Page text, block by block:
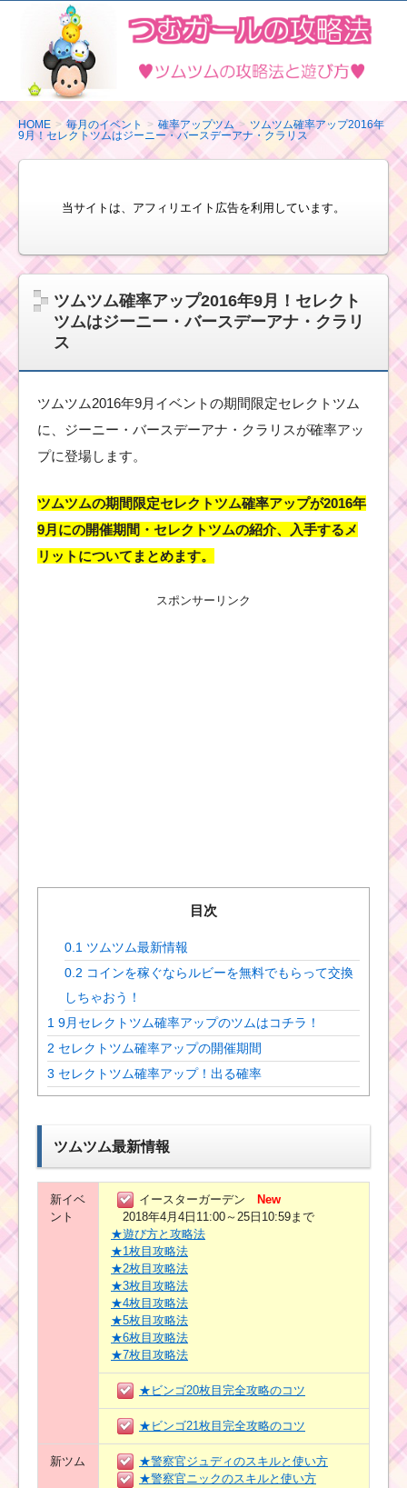
ム
ツ
ム
の
攻
略
び
方
HOME 毎月のイベント 確率アップツム
ツムツム確率アップ2016年
9月！セレクトツムはジーニー・バースデーアナ・クラリス
当サイトは、アフィリエイト広告を利用しています。
ツムツム確率アップ2016年9月！セレクト
ツムはジーニー・バースデーアナ・クラリ
ス
ツムツム2016年9月イベントの期間限定セレクトツム
に、ジーニー・バースデーアナ・クラリスが確率アッ
プに登場します。
ツムツムの期間限定セレクトツム確率アップが2016年
9月にの開催期間・セレクトツムの紹介、入手するメ
リットについてまとめます。
スポンサーリンク
目次
0.1 ツムツム最新情報
0.2 コインを稼ぐならルビーを無料でもらって交換
しちゃおう！
1 9月セレクトツム確率アップのツムはコチラ！
2 セレクトツム確率アップの開催期間
3 セレクトツム確率アップ！出る確率
ツムツム最新情報
新イベ
ント
イースターガーデン New
2018年4月4日11:00～25日10:59まで
★遊び方と攻略法
★1枚目攻略法
★2枚目攻略法
★3枚目攻略法
★4枚目攻略法
★5枚目攻略法
★6枚目攻略法
★7枚目攻略法
★ビンゴ20枚目完全攻略のコツ
★ビンゴ21枚目完全攻略のコツ
新ツム
★警察官ジュディのスキルと使い方
★警察官ニックのスキルと使い方